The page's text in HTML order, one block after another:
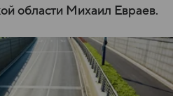
области Михаил Евраев.